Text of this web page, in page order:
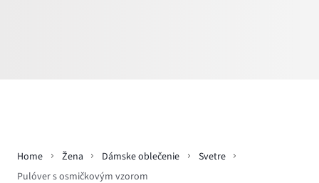
Home Žena Dámske oblečenie
Svetre
Pulóver s osmičkovým vzorom